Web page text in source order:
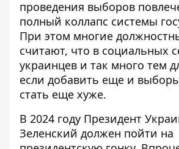
проведения выборов
полный коллапс системы
При этом многие
считают, что в социальных
украинцев и так много тем
если добавить еще и
стать еще хуже.
В 2024 году Президент
Зеленский должен пойти на